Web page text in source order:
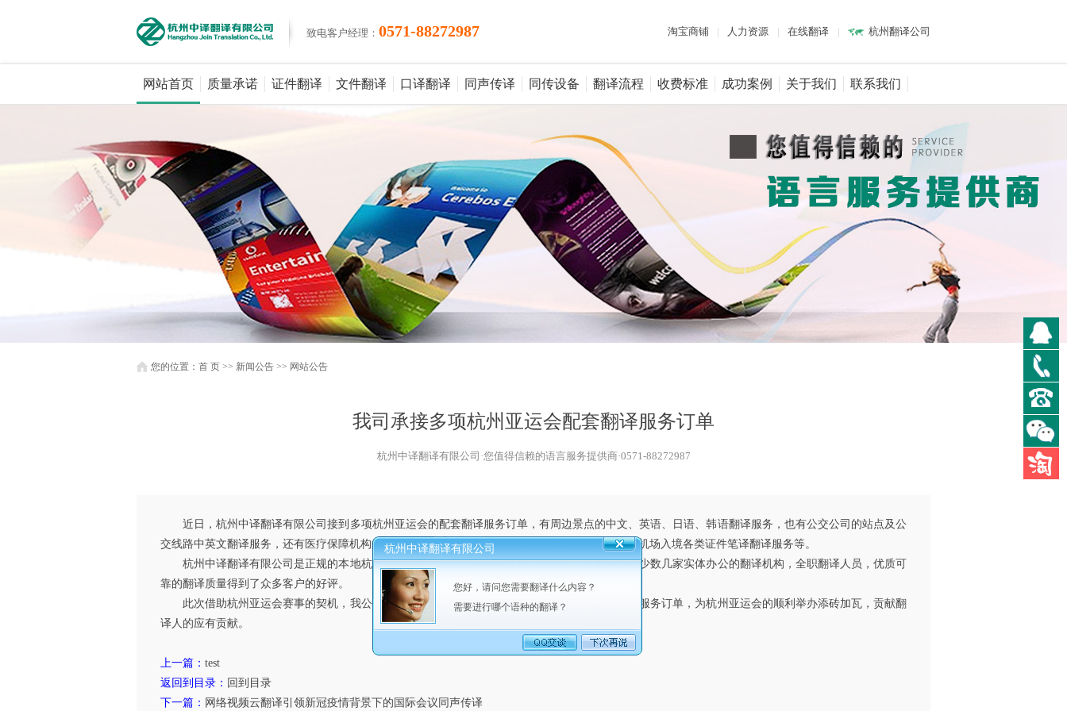
致电客户经理： 0571-88272987 淘宝商铺 | 人力资源 | 在线翻译 | 杭州翻译公司
网站首页 质量承诺 证件翻译 文件翻译 口译翻译 同声传译 同传设备 翻译流程 收费标准 成功案例 关于我们 联系我们
杭州中译翻译有限公司
您好，请问您需要翻译什么内容？
需要进行哪个语种的翻译？
您的位置： 首 页 >> 新闻公告 >> 网站公告
我司承接多项杭州亚运会配套翻译服务订单
杭州中译翻译有限公司·您值得信赖的语言服务提供商·0571-88272987
近日，杭州中译翻译有限公司接到多项杭州亚运会的配套翻译服务订单，有周边景点的中文、英语、日语、韩语翻译服务，也有公交公司的站点及公
交线路中英文翻译服务，还有医疗保障机构的就诊驻点翻译服务及亚运赛事的英文播报翻译服务、机场入境各类证件笔译翻译服务等。
杭州中译翻译有限公司是正规的本地杭州翻译公司，公司的翻译服务始于2009年，是杭州本地少数几家实体办公的翻译机构，全职翻译人员，优质可
靠的翻译质量得到了众多客户的好评。
此次借助杭州亚运会赛事的契机，我公司利用自身资源优势，大量承接杭州亚运会的配套翻译服务订单，为杭州亚运会的顺利举办添砖加瓦，贡献翻
译人的应有贡献。
上一篇： test
返回到目录： 回到目录
下一篇： 网络视频云翻译引领新冠疫情背景下的国际会议同声传译